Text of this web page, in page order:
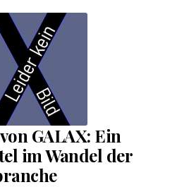
GALAX: Ein
im Wandel der